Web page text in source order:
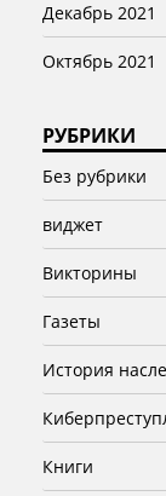
Декабрь 2021
Октябрь 2021
РУБРИКИ
Без рубрики
виджет
Викторины
Газеты
История
Книги